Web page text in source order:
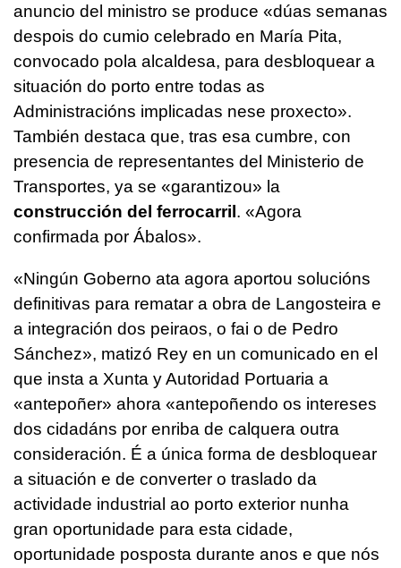
anuncio del ministro se produce «dúas semanas
despois do cumio celebrado en María Pita,
convocado pola alcaldesa, para desbloquear a
situación do porto entre todas as
Administracións implicadas nese proxecto».
También destaca que, tras esa cumbre, con
presencia de representantes del Ministerio de
Transportes, ya se «garantizou» la
construcción del ferrocarril. «Agora
confirmada por Ábalos».
«Ningún Goberno ata agora aportou solucións
definitivas para rematar a obra de Langosteira e
a integración dos peiraos, o fai o de Pedro
Sánchez», matizó Rey en un comunicado en el
que insta a Xunta y Autoridad Portuaria a
«antepoñer» ahora «antepoñendo os intereses
dos cidadáns por enriba de calquera outra
consideración. É a única forma de desbloquear
a situación e de converter o traslado da
actividade industrial ao porto exterior nunha
gran oportunidade para esta cidade,
oportunidade posposta durante anos e que nós